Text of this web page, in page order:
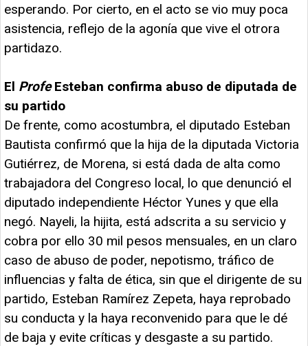
esperando. Por cierto, en el acto se vio muy poca
asistencia, reflejo de la agonía que vive el otrora
partidazo.
El ProfeEsteban confirma abuso de diputada de
su partido
De frente, como acostumbra, el diputado Esteban
Bautista confirmó que la hija de la diputada Victoria
Gutiérrez, de Morena, si está dada de alta como
trabajadora del Congreso local, lo que denunció el
diputado independiente Héctor Yunes y que ella
negó. Nayeli, la hijita, está adscrita a su servicio y
cobra por ello 30 mil pesos mensuales, en un claro
caso de abuso de poder, nepotismo, tráfico de
influencias y falta de ética, sin que el dirigente de su
partido, Esteban Ramírez Zepeta, haya reprobado
su conducta y la haya reconvenido para que le dé
de baja y evite críticas y desgaste a su partido.